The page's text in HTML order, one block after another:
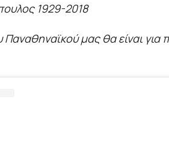
1929-2018
Παναθηναϊκού μας θα είναι για